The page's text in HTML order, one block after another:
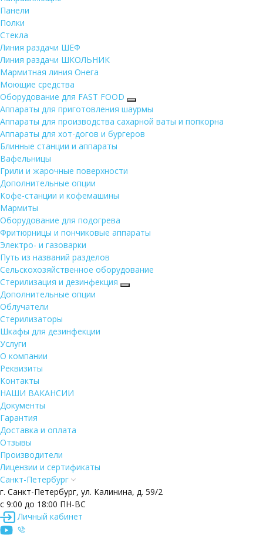
Панели
Полки
Стекла
Линия раздачи ШЕФ
Линия раздачи ШКОЛЬНИК
Мармитная линия Онега
Моющие средства
Оборудование для FAST FOOD
Аппараты для приготовления шаурмы
Аппараты для производства сахарной ваты и попкорна
Аппараты для хот-догов и бургеров
Блинные станции и аппараты
Вафельницы
Грили и жарочные поверхности
Дополнительные опции
Кофе-станции и кофемашины
Мармиты
Оборудование для подогрева
Фритюрницы и пончиковые аппараты
Электро- и газоварки
Путь из названий разделов
Сельскохозяйственное оборудование
Стерилизация и дезинфекция
Дополнительные опции
Облучатели
Стерилизаторы
Шкафы для дезинфекции
Услуги
О компании
Реквизиты
Контакты
НАШИ ВАКАНСИИ
Документы
Гарантия
Доставка и оплата
Отзывы
Производители
Лицензии и сертификаты
Санкт-Петербург
г. Санкт-Петербург, ул. Калинина, д. 59/2
с 9:00 до 18:00 ПН-ВС
Личный кабинет